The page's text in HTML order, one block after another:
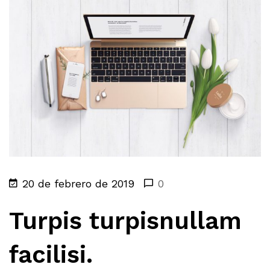
20 de febrero de 2019 0
Turpis turpisnullam
facilisi.